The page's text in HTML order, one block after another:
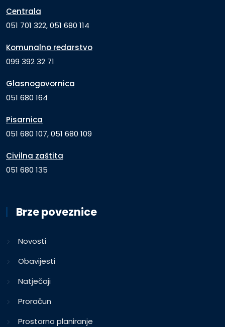
Centrala
051 701 322, 051 680 114
Komunalno redarstvo
099 392 32 71
Glasnogovornica
051 680 164
Pisarnica
051 680 107, 051 680 109
Civilna zaštita
051 680 135
Brze poveznice
Novosti
Obavijesti
Natječaji
Proračun
Prostorno planiranje